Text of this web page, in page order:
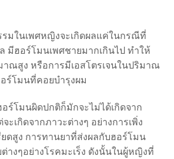
มในเพศหญิงจะเกิดผลแค่ในกรณีที่
มีฮอร์โมนเพศชายมากเกินไป ทำให้
าณสูง หรือการมีเอสโตรเจนในปริมาณ
ร์โมนที่คอยบำรุงผม
ร์โมนผิดปกติก็มักจะไม่ได้เกิดจาก
ะเกิดจากภาวะต่างๆ อย่างการเพิ่ง
ดสูง การทานยาที่ส่งผลกับฮอร์โมน
างๆอย่างโรคมะเร็ง ดังนั้นในผู้หญิงที่